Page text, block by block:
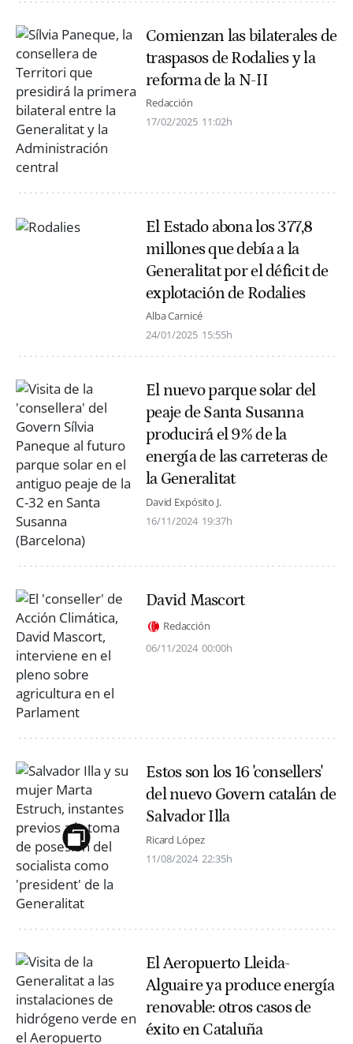
Comienzan las bilaterales de
traspasos de Rodalies y la
reforma de la N-II
Redacción
17/02/2025 11:02h
El Estado abona los 377,8
millones que debía a la
Generalitat por el déficit de
explotación de Rodalies
Alba Carnicé
24/01/2025 15:55h
El nuevo parque solar del
peaje de Santa Susanna
producirá el 9% de la
energía de las carreteras de
la Generalitat
David Expósito J.
16/11/2024 19:37h
David Mascort
Redacción
06/11/2024 00:00h
Estos son los 16 'consellers'
del nuevo Govern catalán de
Salvador Illa
Ricard López
11/08/2024 22:35h
El Aeropuerto Lleida-
Alguaire ya produce energía
renovable: otros casos de
éxito en Cataluña